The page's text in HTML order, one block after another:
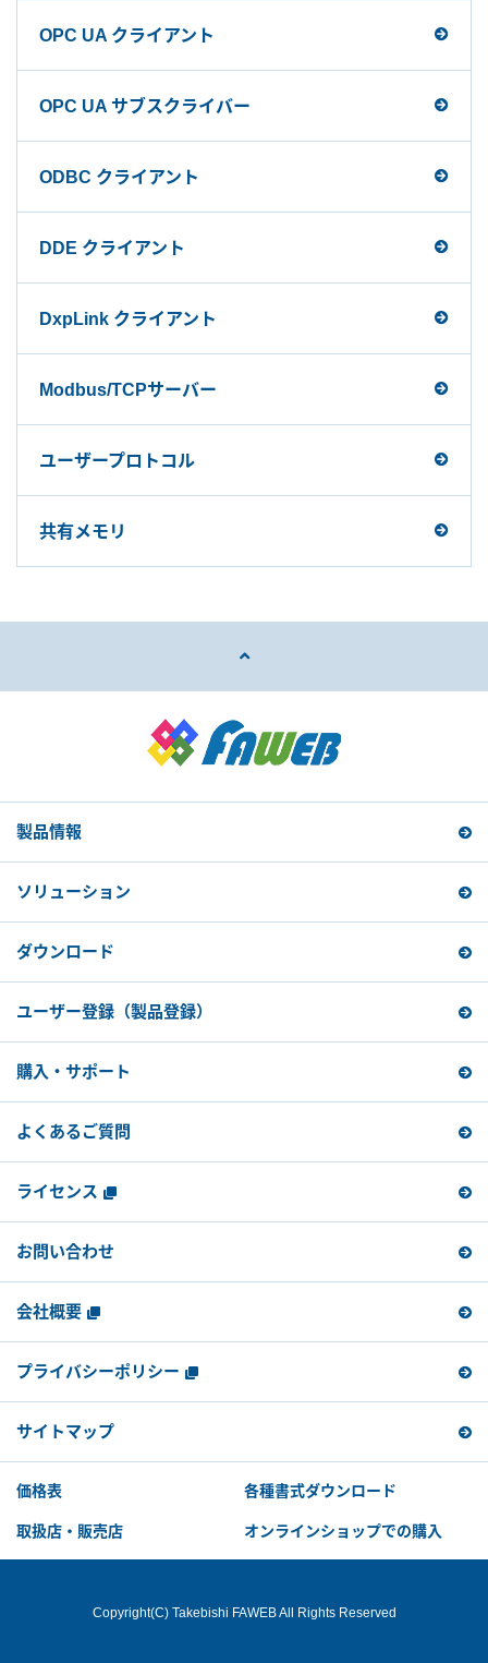
OPC UA クライアント
OPC UA サブスクライバー
ODBC クライアント
DDE クライアント
DxpLink クライアント
Modbus/TCPサーバー
ユーザープロトコル
共有メモリ
製品情報
ソリューション
ダウンロード
ユーザー登録 （製品登録）
購入・サポート
よくあるご質問
ライセンス
お問い合わせ
会社概要
プライバシーポリシー
サイトマップ
価格表 各種書式ダウンロード
取扱店・販売店 オンラインショップでの購入
Copyright(C) Takebishi FAWEB All Rights Reserved